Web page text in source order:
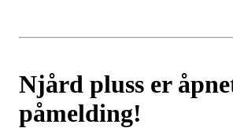
Njård pluss er
påmelding!